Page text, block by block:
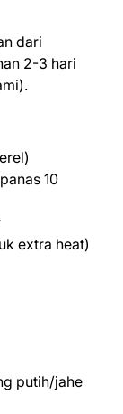
dari
2-3 hari
10
extra heat)
putih/jahe